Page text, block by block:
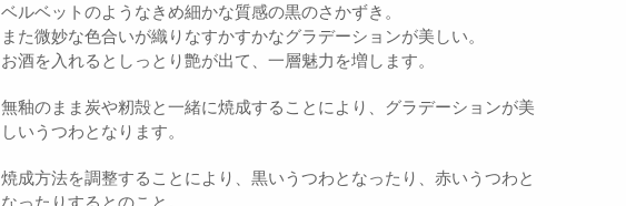
ベルベットのようなきめ細かな質感の黒のさかずき。
また微妙な色合いが織りなすかすかなグラデーションが美しい。
お酒を入れるとしっとり艶が出て、一層魅力を増します。
無釉のまま炭や籾殻と一緒に焼成することにより、グラデーションが美
しいうつわとなります。
焼成方法を調整することにより、黒いうつわとなったり、赤いうつわと